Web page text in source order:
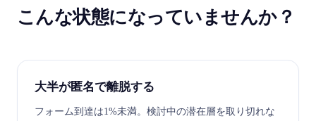
こんな状態になっていませんか？
大半が匿名で離脱する
フォーム到達は1%未満。検討中の潜在層を取り切れな